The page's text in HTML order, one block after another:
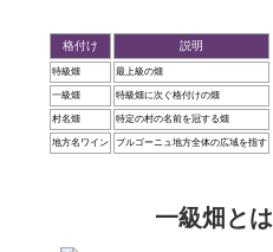
格付け 説明
特級畑 最上級の畑
一級畑 特級畑に次ぐ格付けの畑
村名畑 特定の村の名前を冠する畑
地方名ワイン ブルゴーニュ地方全体の広域を指す
一級畑とは